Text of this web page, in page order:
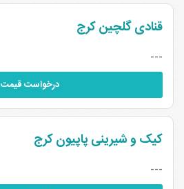
قنادی گلچین کرج
---
درخواست قیمت
کیک و شیرینی پاپیون کرج
---